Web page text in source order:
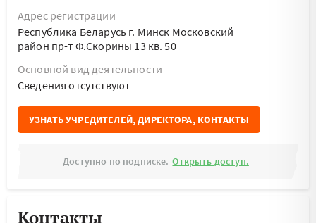
Адрес регистрации
Республика Беларусь г. Минск Московский
район пр-т Ф.Скорины 13 кв. 50
Основной вид деятельности
Cведения отсутствуют
УЗНАТЬ УЧРЕДИТЕЛЕЙ, ДИРЕКТОРА, КОНТАКТЫ
Доступно по подписке. Открыть доступ.
Контакты